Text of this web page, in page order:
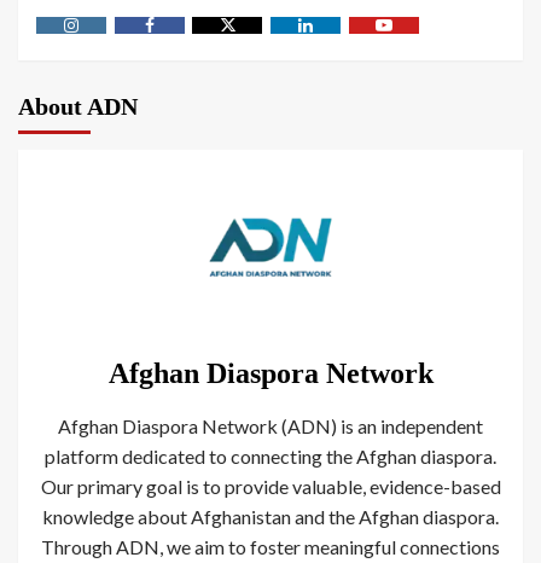
About ADN
Afghan Diaspora Network
Afghan Diaspora Network (ADN) is an independent
platform dedicated to connecting the Afghan diaspora.
Our primary goal is to provide valuable, evidence-based
knowledge about Afghanistan and the Afghan diaspora.
Through ADN, we aim to foster meaningful connections